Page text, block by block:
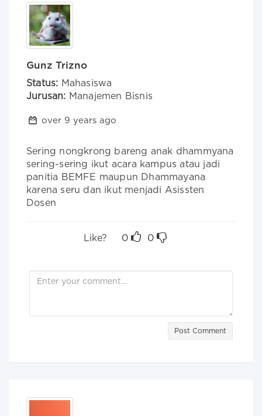
Gunz Trizno
Status: Mahasiswa
Jurusan: Manajemen Bisnis
over 9 years ago
Sering nongkrong bareng anak dhammyana
sering-sering ikut acara kampus atau jadi
panitia BEMFE maupun Dhammayana
karena seru dan ikut menjadi Asissten
Dosen
Like? 0 0
Post Comment